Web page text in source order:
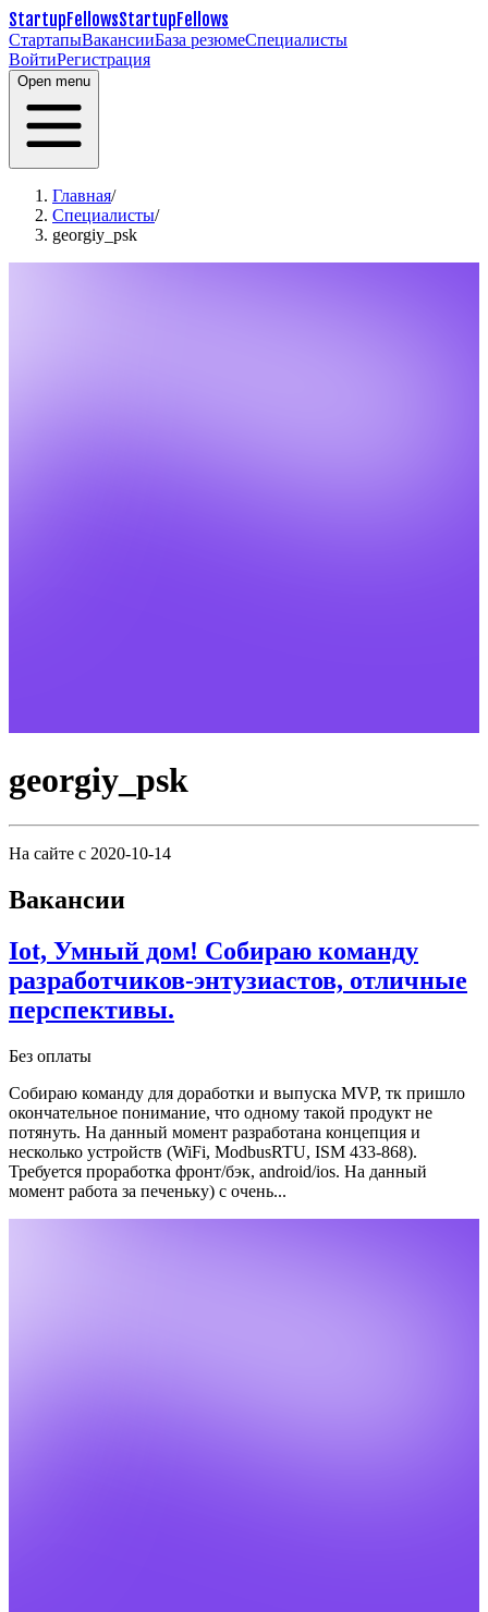
StartupFellowsStartupFellows
СтартапыВакансииБаза резюмеСпециалисты
ВойтиРегистрация
Open menu
Главная/
Специалисты/
georgiy_psk
georgiy_psk
На сайте с 2020-10-14
Вакансии
Iot, Умный дом! Собираю команду
разработчиков-энтузиастов, отличные
перспективы.
Без оплаты
Собираю команду для доработки и выпуска MVP, тк пришло
окончательное понимание, что одному такой продукт не
потянуть. На данный момент разработана концепция и
несколько устройств (WiFi, ModbusRTU, ISM 433-868).
Требуется проработка фронт/бэк, android/ios. На данный
момент работа за печеньку) с очень...